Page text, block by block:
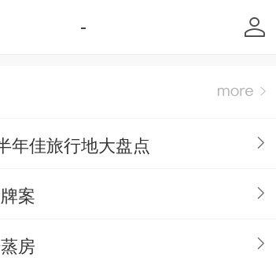
-
年佳旅行地大盘点
案
房